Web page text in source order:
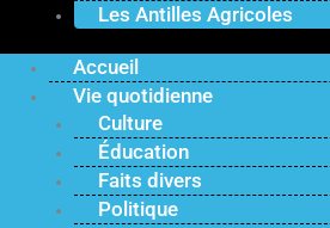
Les Antilles Agricoles
Accueil
Vie quotidienne
Culture
Éducation
Faits divers
Politique